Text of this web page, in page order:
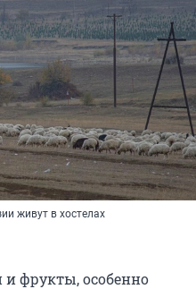
живут в хостелах
фрукты, особенно